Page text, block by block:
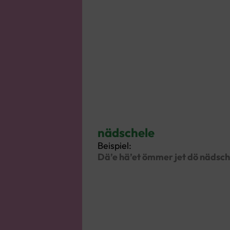
nädschele
Beispiel:
Dä’e hä’et ömmer jet dö